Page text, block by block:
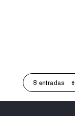
8 entradas
Por